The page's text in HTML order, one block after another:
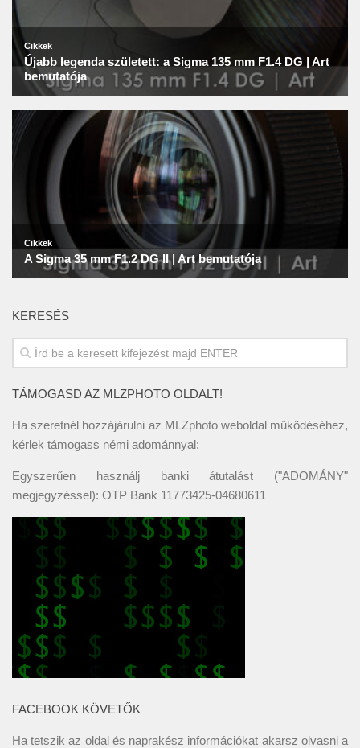
KERESÉS
TÁMOGASD AZ MLZPHOTO OLDALT!
Ha szeretnél hozzájárulni az MLZphoto weboldal működéséhez,
kérlek támogass némi adománnyal:
Egyszerűen használj banki átutalást ("ADOMÁNY"
megjegyzéssel): OTP Bank 11773425-04680611
FACEBOOK KÖVETŐK
Ha tetszik az oldal és naprakész információkat akarsz olvasni a